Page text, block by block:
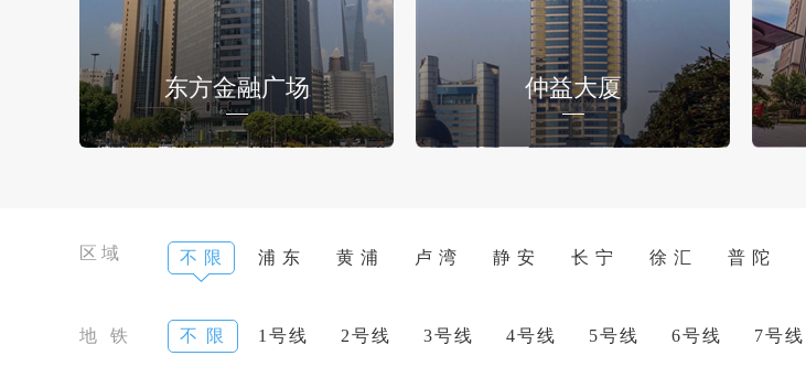
东方金融广场 仲益大厦
区域 不 限 浦 东 黄 浦 卢 湾 静 安 长 宁 徐 汇 普 陀
地 铁 不 限 1号线 2号线 3号线 4号线 5号线 6号线 7号线